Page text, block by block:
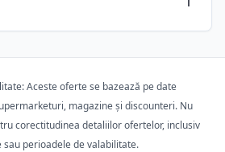
Aceste oferte se bazează pe date
magazine și discounteri. Nu
corectitudinea detaliilor ofertelor, inclusiv
perioadele de valabilitate.